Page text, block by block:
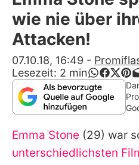
Alle Themen
App
wie nie über
Attacken!
07.10.18, 16:49 -
Lesezeit: 2 min
Emma Stone (29) war
unterschiedlichsten